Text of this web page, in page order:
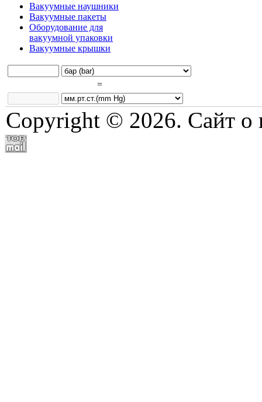
Вакуумные наушники
Вакуумные пакеты
Оборудование для
вакуумной упаковки
Вакуумные крышки
=
Copyright © 2026. Сайт о